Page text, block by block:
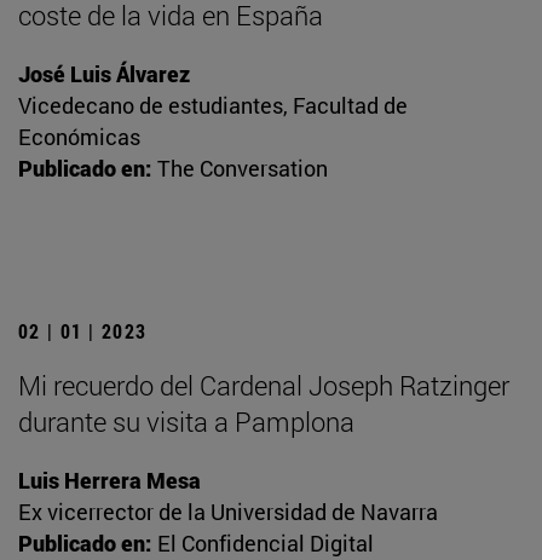
coste de la vida en España
José Luis Álvarez
Vicedecano de estudiantes, Facultad de
Económicas
Publicado en: The Conversation
02 | 01 | 2023
Mi recuerdo del Cardenal Joseph Ratzinger
durante su visita a Pamplona
Luis Herrera Mesa
Ex vicerrector de la Universidad de Navarra
Publicado en: El Confidencial Digital